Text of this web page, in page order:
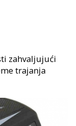
zahvaljujući
trajanja